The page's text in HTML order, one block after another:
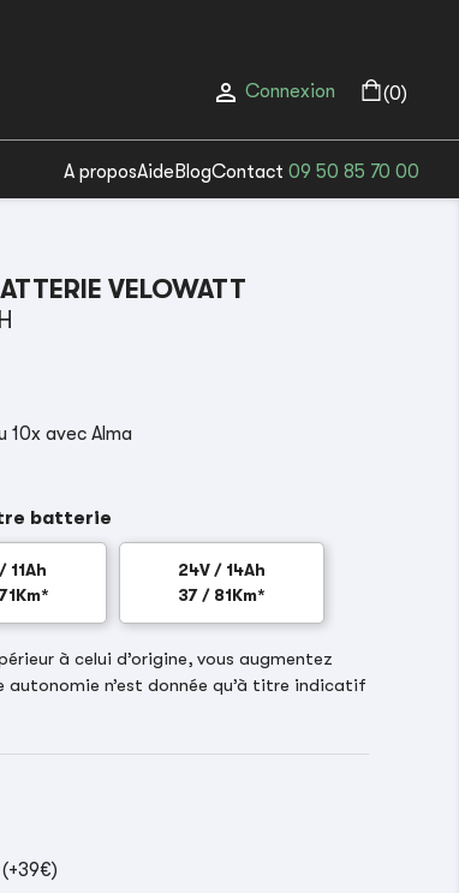
 Connexion (0)
A proposAide BlogContact 09 50 85 70 00
VELOWATT
(1 avis)
10x avec Alma
batterie
11Ah
24V / 14Ah
37 / 81Km*
à celui d’origine, vous augmentez
n’est donnée qu’à titre indicatif